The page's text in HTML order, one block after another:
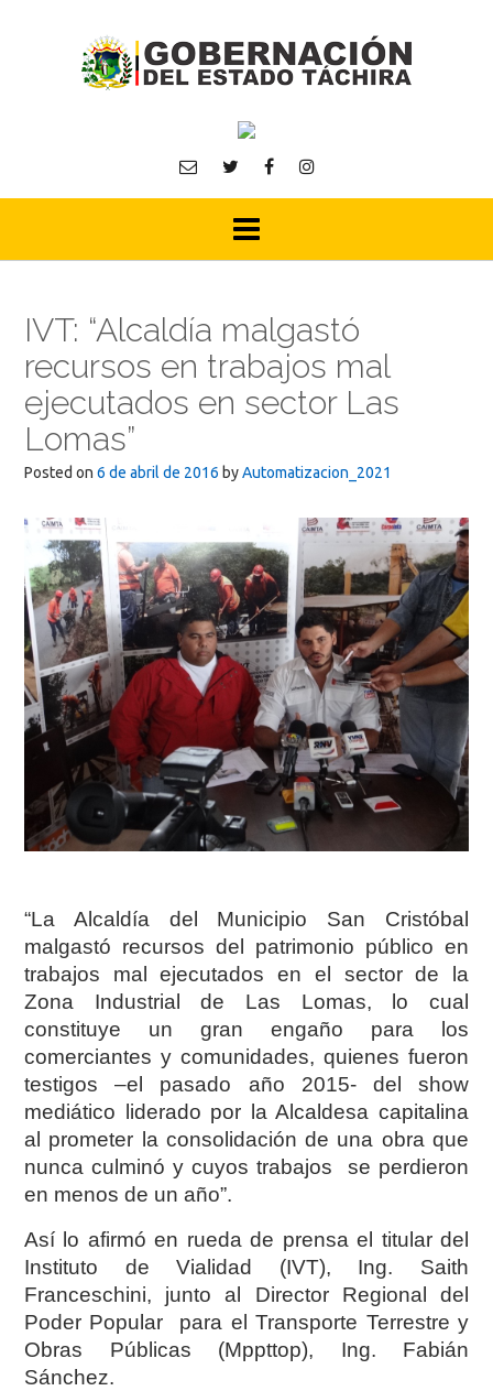
IVT: “Alcaldía malgastó
recursos en trabajos mal
ejecutados en sector Las
Lomas”
Posted on 6 de abril de 2016 byAutomatizacion_2021
“La Alcaldía del Municipio San Cristóbal
malgastó recursos del patrimonio público en
trabajos mal ejecutados en el sector de la
Zona Industrial de Las Lomas, lo cual
constituye un gran engaño para los
comerciantes y comunidades, quienes fueron
testigos –el pasado año 2015- del show
mediático liderado por la Alcaldesa capitalina
al prometer la consolidación de una obra que
nunca culminó y cuyos trabajos se perdieron
en menos de un año”.
Así lo afirmó en rueda de prensa el titular del
Instituto de Vialidad (IVT), Ing. Saith
Franceschini, junto al Director Regional del
Poder Popular para el Transporte Terrestre y
Obras Públicas (Mppttop), Ing. Fabián
Sánchez.